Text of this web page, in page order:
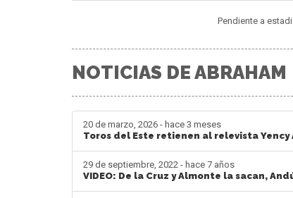
Pendiente a
NOTICIAS DE ABRAHAM
20 de marzo, 2026 - hace 3 meses
Toros del Este retienen al relevista Yency
29 de septiembre, 2022 - hace 7 años
VIDEO: De la Cruz y Almonte la sacan,